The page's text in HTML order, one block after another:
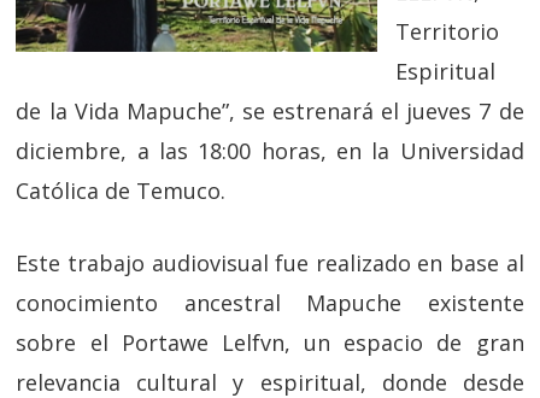
Territorio
Espiritual
de la Vida Mapuche”, se estrenará el jueves 7 de
diciembre, a las 18:00 horas, en la Universidad
Católica de Temuco.
Este trabajo audiovisual fue realizado en base al
conocimiento ancestral Mapuche existente
sobre el Portawe Lelfvn, un espacio de gran
relevancia cultural y espiritual, donde desde